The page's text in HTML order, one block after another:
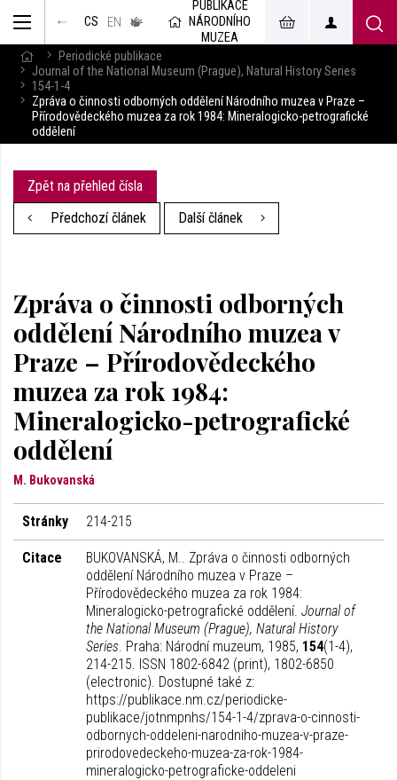
CS EN
v českém
jazyce
PUBLIKACE
NÁRODNÍHO
MUZEA
Periodické publikace
Journal of the National Museum (Prague), Natural History Series
154-1-4
Zpráva o činnosti odborných oddělení Národního muzea v Praze –
Přírodovědeckého muzea za rok 1984: Mineralogicko-petrografické
oddělení
Zpět na přehled čísla
Předchozí článek
Další článek
Zpráva o činnosti odborných
oddělení Národního muzea v
Praze – Přírodovědeckého
muzea za rok 1984:
Mineralogicko-petrografické
oddělení
M. Bukovanská
Stránky 214-215
Citace
BUKOVANSKÁ, M.. Zpráva o činnosti odborných
oddělení Národního muzea v Praze –
Přírodovědeckého muzea za rok 1984:
Mineralogicko-petrografické oddělení. Journal of
the National Museum (Prague), Natural History
Series. Praha: Národní muzeum, 1985, 154(1-4),
214-215. ISSN 1802-6842 (print), 1802-6850
(electronic). Dostupné také z:
https://publikace.nm.cz/periodicke-
publikace/jotnmpnhs/154-1-4/zprava-o-cinnosti-
odbornych-oddeleni-narodniho-muzea-v-praze-
prirodovedeckeho-muzea-za-rok-1984-
mineralogicko-petrograficke-oddeleni